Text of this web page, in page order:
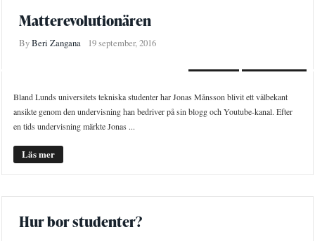
Matterevolutionären
ByBeri Zangana 19 september, 2016
Bland Lunds universitets tekniska studenter har Jonas Månsson blivit ett välbekant
ansikte genom den undervisning han bedriver på sin blogg och Youtube-kanal. Efter
en tids undervisning märkte Jonas ...
Läs mer
Hur bor studenter?